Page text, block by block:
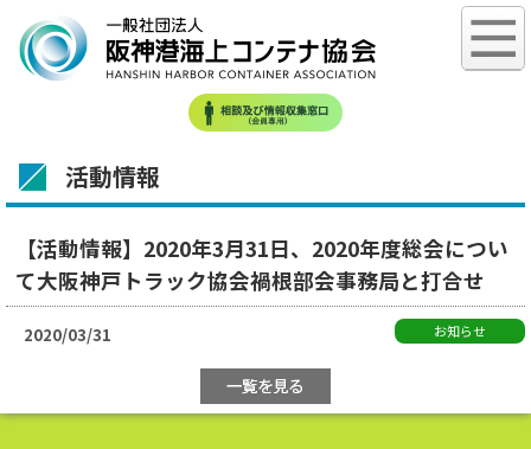
活動情報
【活動情報】2020年3月31日、2020年度総会につい
て大阪神戸トラック協会禍根部会事務局と打合せ
2020/03/31 お知らせ